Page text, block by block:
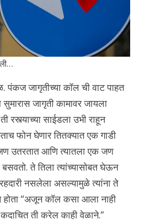
पंकज जागृतीच्या कॉल ची वाट पाहत
जागृती कामावर जायला
रस्त्याच्या साईडला उभी राहून
फोन घेणार तितक्यात एक गाडी
उतरतात आणि त्यातला एक जण
ते तिला त्यांच्यासोबत घेऊन
नसलेला असल्यामुळे त्यांना ते
“अजून कॉल कसा आला नाही
ती करेल काही वेळाने.”